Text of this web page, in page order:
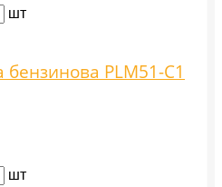
шт
бензинова PLM51-C1
шт